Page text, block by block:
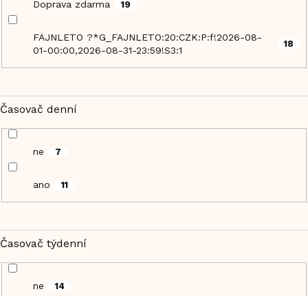
Doprava zdarma 19
FAJNLETO ?*G_FAJNLETO:20:CZK:P:f!2026-08-
01-00:00,2026-08-31-23:59!S3:1
18
Časovač denní
ne 7
ano 11
Časovač týdenní
ne 14